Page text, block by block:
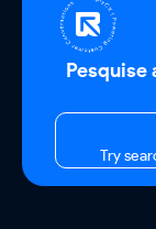
Pesquise
Try